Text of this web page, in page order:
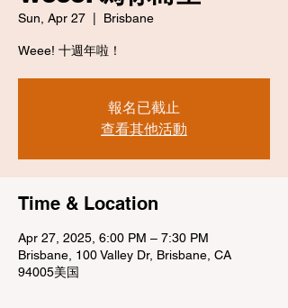
Sun, Apr 27 Brisbane
Weee! 十週年啦！
報名已截止
查看其他活動
Time & Location
Apr 27, 2025, 6:00 PM – 7:30 PM
Brisbane, 100 Valley Dr, Brisbane, CA
94005美国